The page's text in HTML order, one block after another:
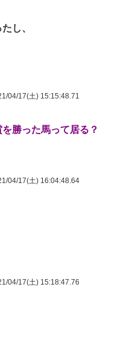
し、
04/17(土) 15:15:48.71
勝った馬って居る？
04/17(土) 16:04:48.64
04/17(土) 15:18:47.76